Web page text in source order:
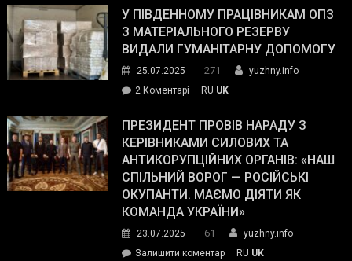
завойовує
симпатії
виборців
The
Street
Journal.
У ПІВДЕННОМУ ПРАЦІВНИКАМ ОПЗ
З МАТЕРІАЛЬНОГО РЕЗЕРВУ
ВИДАЛИ ГУМАНІТАРНУ ДОПОМОГУ
25.07.2025 271
yuzhny.info
2 Коментарі
Південному
працівникам
ОПЗ
з
матеріального
резерву
гуманітарну
допомогу
RU UK
ПРЕЗИДЕНТ ПРОВІВ НАРАДУ З
КЕРІВНИКАМИ СИЛОВИХ ТА
АНТИКОРУПЦІЙНИХ ОРГАНІВ: «НАШ
СПІЛЬНИЙ ВОРОГ — РОСІЙСЬКІ
ОКУПАНТИ. МАЄМО ДІЯТИ ЯК
КОМАНДА УКРАЇНИ»
23.07.2025 61
yuzhny.info
Залишити коментарon
RU UK